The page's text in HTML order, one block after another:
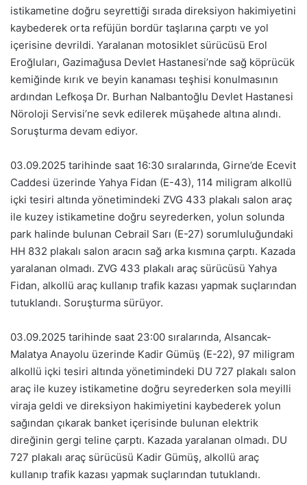
istikametine doğru seyrettiği sırada direksiyon hakimiyetini
kaybederek orta refüjün bordür taşlarına çarptı ve yol
içerisine devrildi. Yaralanan motosiklet sürücüsü Erol
Eroğluları, Gazimağusa Devlet Hastanesi’nde sağ köprücük
kemiğinde kırık ve beyin kanaması teşhisi konulmasının
ardından Lefkoşa Dr. Burhan Nalbantoğlu Devlet Hastanesi
Nöroloji Servisi’ne sevk edilerek müşahede altına alındı.
Soruşturma devam ediyor.
03.09.2025 tarihinde saat 16:30 sıralarında, Girne’de Ecevit
Caddesi üzerinde Yahya Fidan (E-43), 114 miligram alkollü
içki tesiri altında yönetimindeki ZVG 433 plakalı salon araç
ile kuzey istikametine doğru seyrederken, yolun solunda
park halinde bulunan Cebrail Sarı (E-27) sorumluluğundaki
HH 832 plakalı salon aracın sağ arka kısmına çarptı. Kazada
yaralanan olmadı. ZVG 433 plakalı araç sürücüsü Yahya
Fidan, alkollü araç kullanıp trafik kazası yapmak suçlarından
tutuklandı. Soruşturma sürüyor.
03.09.2025 tarihinde saat 23:00 sıralarında, Alsancak-
Malatya Anayolu üzerinde Kadir Gümüş (E-22), 97 miligram
alkollü içki tesiri altında yönetimindeki DU 727 plakalı salon
araç ile kuzey istikametine doğru seyrederken sola meyilli
viraja geldi ve direksiyon hakimiyetini kaybederek yolun
sağından çıkarak banket içerisinde bulunan elektrik
direğinin gergi teline çarptı. Kazada yaralanan olmadı. DU
727 plakalı araç sürücüsü Kadir Gümüş, alkollü araç
kullanıp trafik kazası yapmak suçlarından tutuklandı.